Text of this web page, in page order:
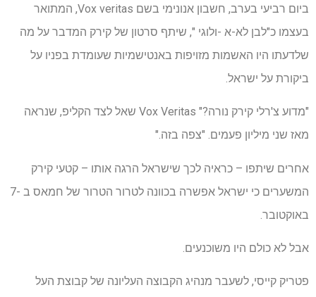
ביום רביעי בערב, חשבון אנונימי בשם Vox veritas, המתואר
בעצמו כ"לבן לא-א -ולוגי ", שיתף סרטון של קירק המדבר על מה
שלדעתו היו האשמות מזויפות באנטישמיות שעומדת בפניו על
ביקורת על ישראל.
"מדוע צ'רלי קירק נורה?" Vox Veritas שאל לצד הקליפ, שנראה
מאז שני מיליון פעמים. "צפה בזה."
אחרים שיתפו – כראיה לכך שישראל הרגה אותו – קטעי קירק
המשערים כי ישראל אפשרה בכוונה לטרור הטרור של חמאס ב -7
באוקטובר.
אבל לא כולם היו משוכנעים.
פטריק קייסי, לשעבר מנהיג הקבוצה העליונה של קבוצת העל